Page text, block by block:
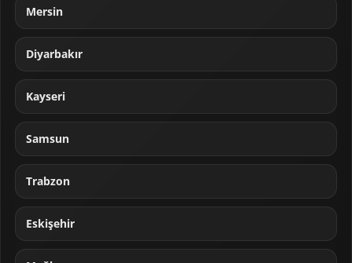
Mersin
Diyarbakır
Kayseri
Samsun
Trabzon
Eskişehir